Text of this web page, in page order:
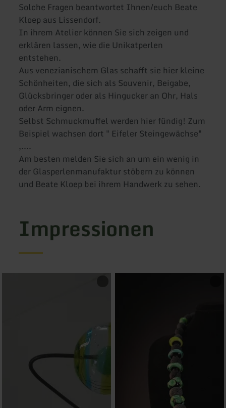
Solche Fragen beantwortet Ihnen/euch Beate
Kloep aus Lissendorf.
In ihrem Atelier können Sie sich zeigen und
erklären lassen, wie die Unikatperlen
entstehen.
Aus venezianischem Glas schafft sie hier kleine
Schönheiten, die sich als Souvenir, Beigabe,
Glücksbringer oder als Hingucker an Ohr, Hals
oder Arm eignen.
Selbst Schmuckmuffel werden hier fündig! Zum
Beispiel wachsen dort " Eifeler Steingewächse"
,....
Am besten melden Sie sich an um ein wenig in
der Glasperlenmanufaktur stöbern zu können
und Beate Kloep bei ihrem Handwerk zu sehen.
Impressionen